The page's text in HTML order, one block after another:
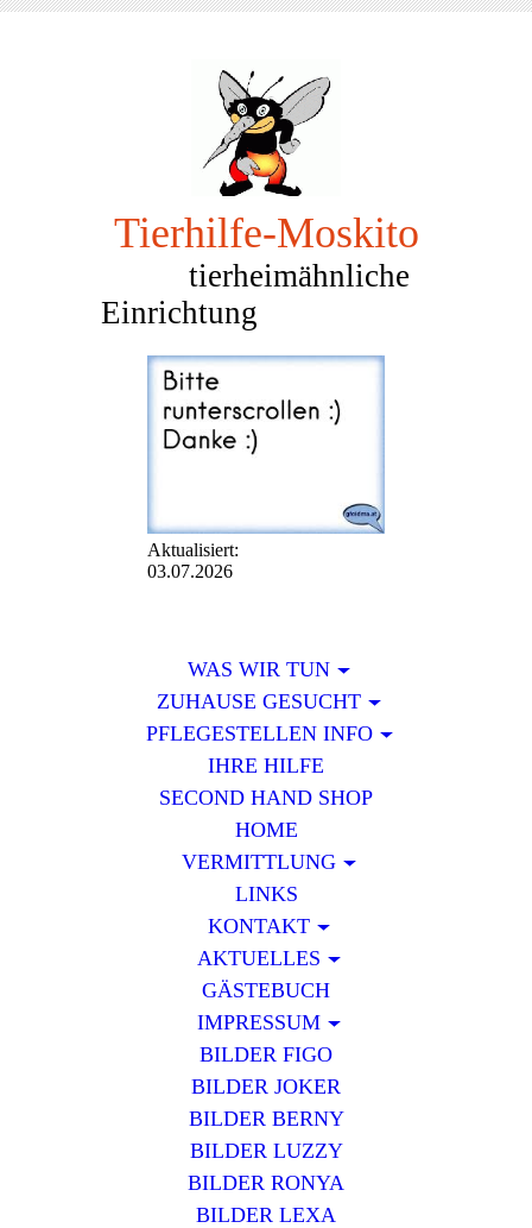
Tierhilfe-Moskito
tierheimähnliche
Einrichtung
Aktualisiert:
03.07.2026
WAS WIR TUN
ZUHAUSE GESUCHT
PFLEGESTELLEN INFO
IHRE HILFE
SECOND HAND SHOP
HOME
VERMITTLUNG
LINKS
KONTAKT
AKTUELLES
GÄSTEBUCH
IMPRESSUM
BILDER FIGO
BILDER JOKER
BILDER BERNY
BILDER LUZZY
BILDER RONYA
BILDER LEXA